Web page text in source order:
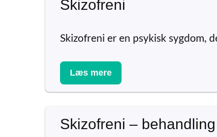
Skizofreni
Skizofreni er en psykisk sygdom,
Læs mere
Skizofreni – behandling